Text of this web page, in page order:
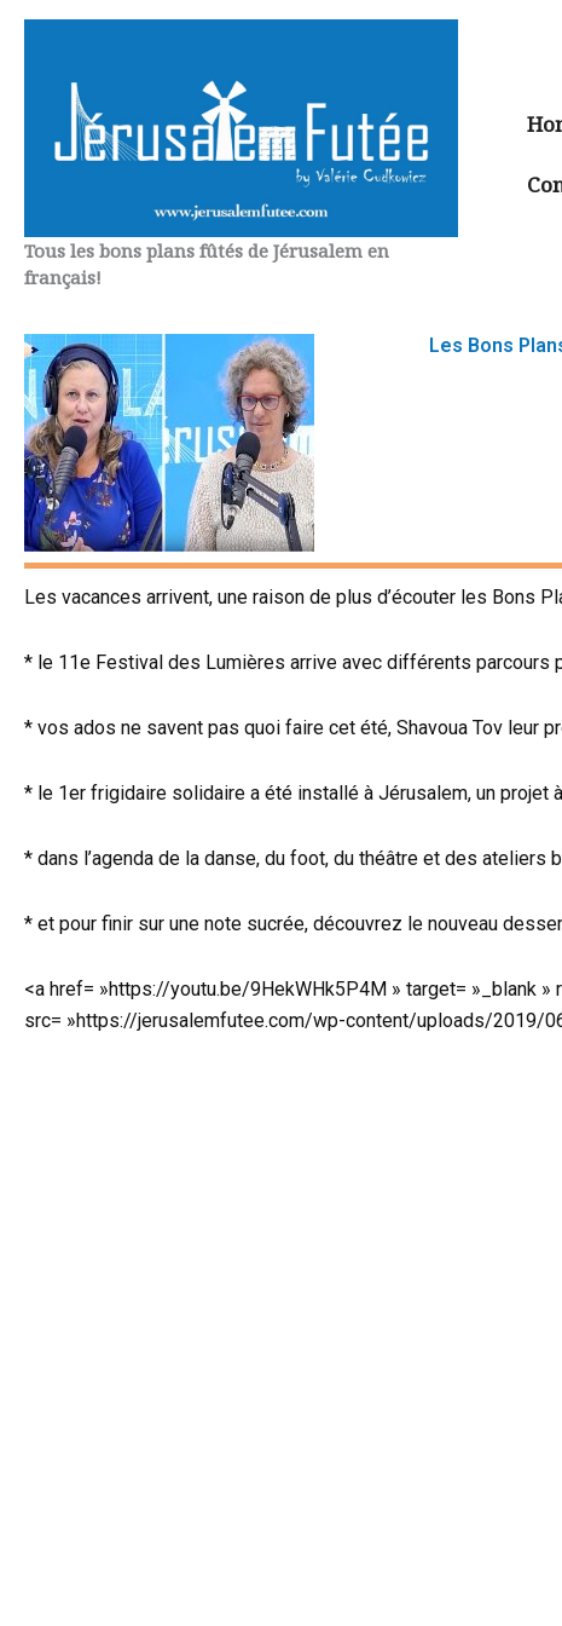
Aller
contenu
Tous les bons plans fûtés de Jérusalem en
français!
Les Bons
Les vacances arrivent, une raison de plus d’écouter les Bons
* le 11e Festival des Lumières arrive avec différents
* vos ados ne savent pas quoi faire cet été, Shavoua Tov leur
* le 1er frigidaire solidaire a été installé à Jérusalem, un projet
* dans l’agenda de la danse, du foot, du théâtre et des ateliers
* et pour finir sur une note sucrée, découvrez le nouveau
<a href= »https://youtu.be/9HekWHk5P4M » target= »_blank
src= »https://jerusalemfutee.com/wp-content/uploads/2019/